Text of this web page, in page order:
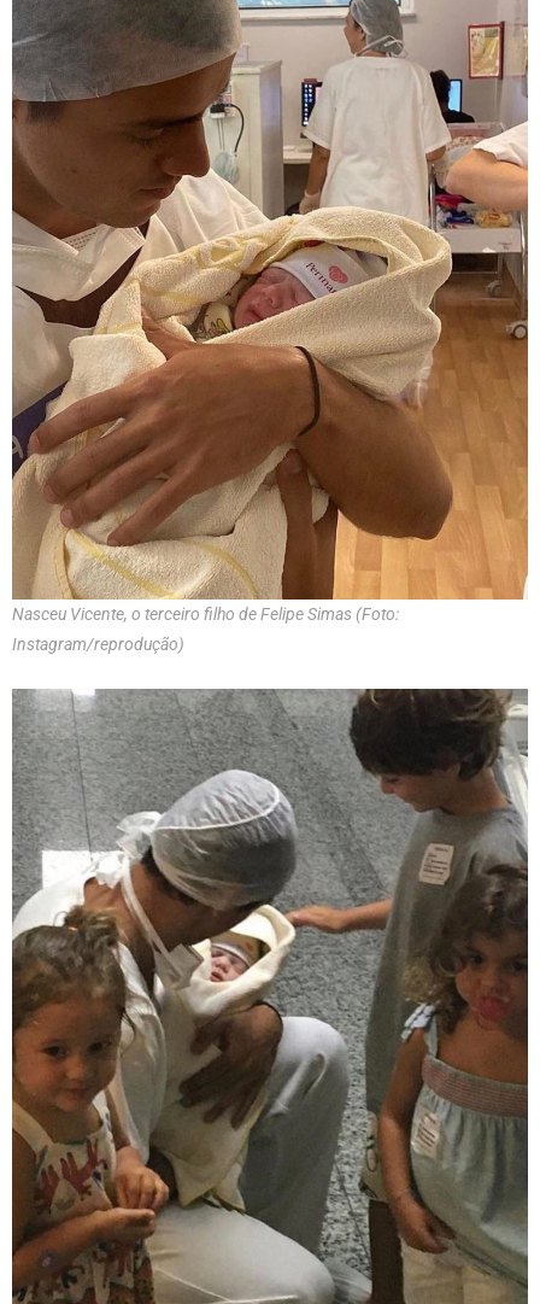
Nasceu Vicente, o terceiro filho de Felipe Simas (Foto:
Instagram/reprodução)